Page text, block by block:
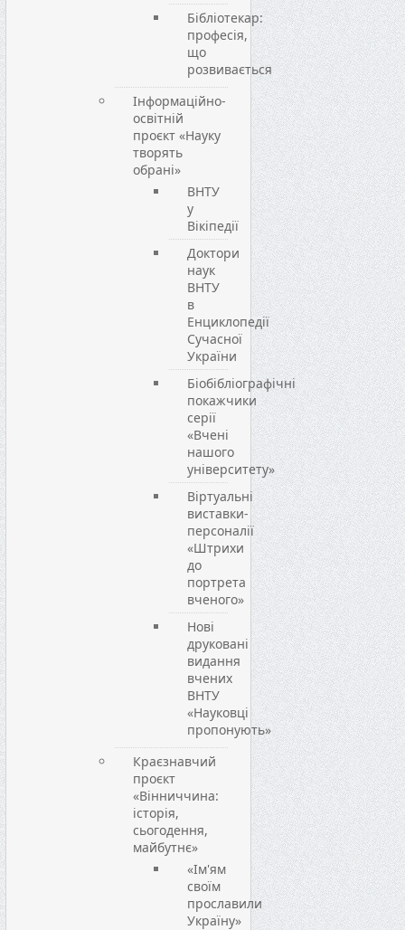
Бібліотекар:
професія,
що
розвивається
Інформаційно-
освітній
проєкт «Науку
творять
обрані»
ВНТУ
у
Вікіпедії
Доктори
наук
ВНТУ
в
Енциклопедії
Сучасної
України
Біобібліографічні
покажчики
серії
«Вчені
нашого
університету»
Віртуальні
виставки-
персоналії
«Штрихи
до
портрета
вченого»
Нові
друковані
видання
вчених
ВНТУ
«Науковці
пропонують»
Краєзнавчий
проєкт
«Вінниччина:
історія,
сьогодення,
майбутнє»
«Ім'ям
своїм
прославили
Україну»